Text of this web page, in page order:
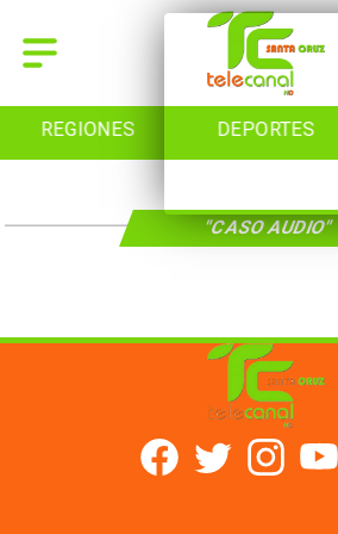
REGIONES DEPORTES
"CASO AUDIO"